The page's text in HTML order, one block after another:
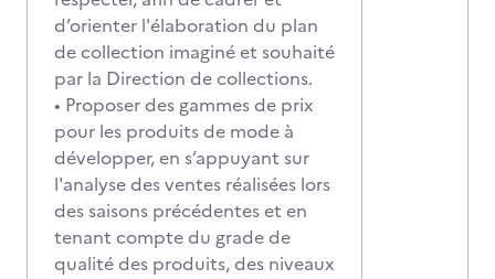
d’orienter l'élaboration du plan
de collection imaginé et souhaité
par la Direction de collections.
• Proposer des gammes de prix
pour les produits de mode à
développer, en s’appuyant sur
l'analyse des ventes réalisées lors
des saisons précédentes et en
tenant compte du grade de
qualité des produits, des niveaux